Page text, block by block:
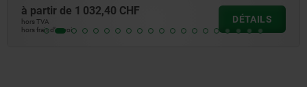
CHF à partir de
hors TVA
hors frais d’envoi